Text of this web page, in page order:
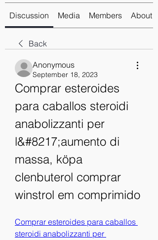
Discussion Media Members About
Back
Anonymous
September 18, 2023
Comprar esteroides
para caballos steroidi
anabolizzanti per
l&#8217;aumento di
massa, köpa
clenbuterol comprar
winstrol em comprimido
Comprar esteroides para caballos
steroidi anabolizzanti per